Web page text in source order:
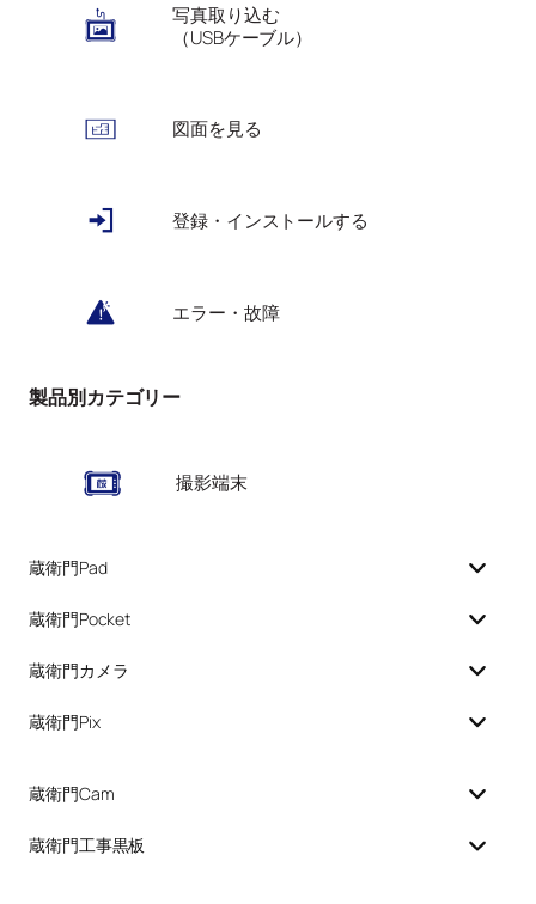
写真取り込む
（USBケーブル）
図面を見る
登録・インストールする
エラー・故障
製品別カテゴリー
撮影端末
蔵衛門Pad
蔵衛門Pocket
蔵衛門カメラ
蔵衛門Pix
蔵衛門Cam
蔵衛門工事黒板